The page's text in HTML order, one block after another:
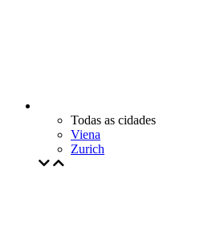
Todas as cidades
Viena
Zurich